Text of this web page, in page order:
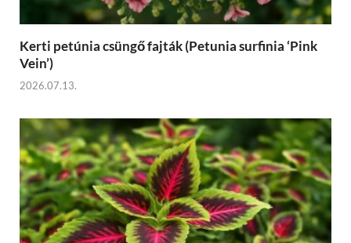
Kerti petúnia csüngő fajták (Petunia surfinia ‘Pink
Vein’)
2026.07.13.